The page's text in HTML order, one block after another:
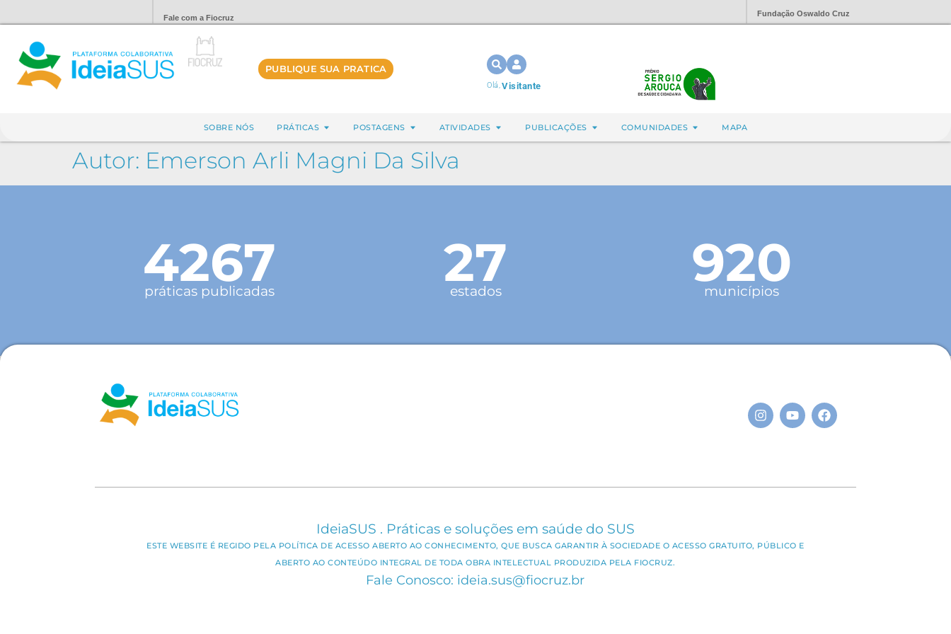
Fale com a Fiocruz Fundação Oswaldo Cruz
PUBLIQUE SUA PRATICA
Olá,Visitante
SOBRE NÓS PRÁTICAS POSTAGENS ATIVIDADES PUBLICAÇÕES COMUNIDADES MAPA
Autor: Emerson Arli Magni Da Silva
4267
práticas publicadas 27
estados 920
municípios
IdeiaSUS . Práticas e soluções em saúde do SUS
ESTE WEBSITE É REGIDO PELA POLÍTICA DE ACESSO ABERTO AO CONHECIMENTO, QUE BUSCA GARANTIR À SOCIEDADE O ACESSO GRATUITO, PÚBLICO E
ABERTO AO CONTEÚDO INTEGRAL DE TODA OBRA INTELECTUAL PRODUZIDA PELA FIOCRUZ.
Fale Conosco: ideia.sus@fiocruz.br